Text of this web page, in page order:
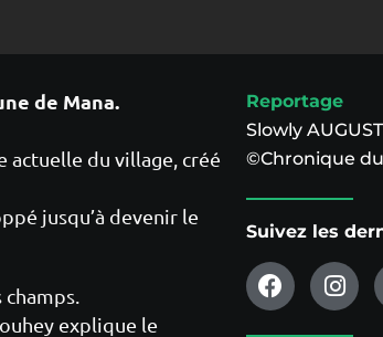
de Mana.
actuelle du village, créé
jusqu’à devenir le
explique le
Reportage
Slowly
©Chronique
Suivez les